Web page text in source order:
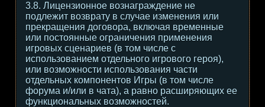
3.8. Лицензионное вознаграждение не
подлежит возврату в случае изменения или
прекращения договора, включая временные
или постоянные ограничения применения
игровых сценариев (в том числе с
использованием отдельного игрового героя),
или возможности использования части
отдельных компонентов Игры (в том числе
форума и/или в чата), а равно расширяющих ее
функциональных возможностей.